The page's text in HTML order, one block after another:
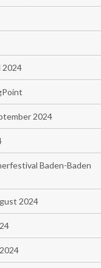
2024
2024
Baden-Baden
2024